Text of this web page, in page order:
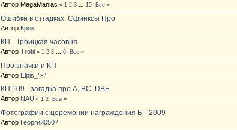
Автор MegaManiac«1 2 3 ...15 Все »
Ошибки в отгадках. Сфинксы Про
Автор Крок
КП - Троицкая часовня
АвторTrotil «1 2 3 ...6 Все »
Про значки и КП
Автор Elpis_^-^
КП 109 - загадка про А, BC. DBE
Автор NAU «1 2 Все »
Фотографии с церемонии награждения БГ-2009
Автор Георгий0507